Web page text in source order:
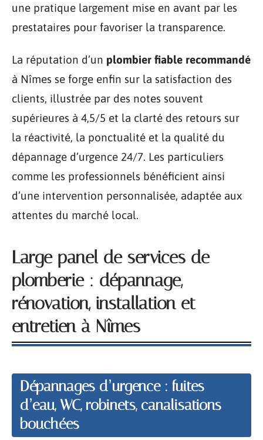
une pratique largement mise en avant par les
prestataires pour favoriser la transparence.
La réputation d’un plombier fiable recommandé
à Nîmes se forge enfin sur la satisfaction des
clients, illustrée par des notes souvent
supérieures à 4,5/5 et la clarté des retours sur
la réactivité, la ponctualité et la qualité du
dépannage d’urgence 24/7. Les particuliers
comme les professionnels bénéficient ainsi
d’une intervention personnalisée, adaptée aux
attentes du marché local.
Large panel de services de
plomberie : dépannage,
rénovation, installation et
entretien à Nîmes
Dépannages d’urgence : fuites
d’eau, WC, robinets, canalisations
bouchées